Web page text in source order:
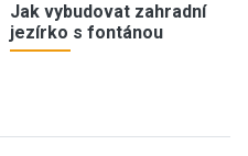
Jak vybudovat zahradní
jezírko s fontánou